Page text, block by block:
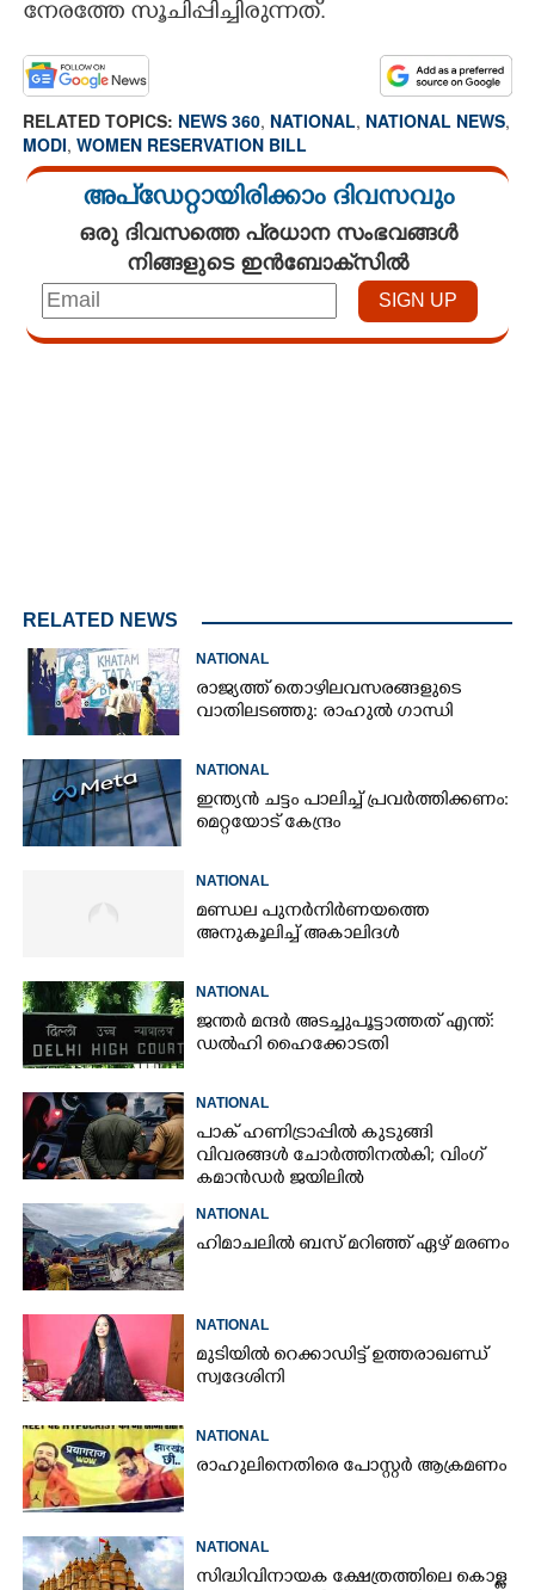
നേരത്തേ സൂചിപ്പിച്ചിരുന്നത്.
RELATED TOPICS: NEWS 360, NATIONAL, NATIONAL NEWS,
MODI, WOMEN RESERVATION BILL
അപ്ഡേറ്റായിരിക്കാം ദിവസവും
ഒരു ദിവസത്തെ പ്രധാന സംഭവങ്ങൾ
നിങ്ങളുടെ ഇൻബോക്സിൽ
RELATED NEWS
NATIONAL
രാജ്യത്ത് തൊഴിലവസരങ്ങളുടെ
വാതിലടഞ്ഞു: രാഹുൽ ഗാന്ധി
NATIONAL
ഇന്ത്യൻ ചട്ടം പാലിച്ച് പ്രവർത്തിക്കണം:
മെറ്റയോട് കേന്ദ്രം
NATIONAL
മണ്ഡല പുനർനിർണയത്തെ
അനുകൂലിച്ച് അകാലിദൾ
NATIONAL
ജന്ത‌‌ർ മന്ദർ അടച്ചുപൂട്ടാത്തത് എന്ത്:
ഡൽഹി ഹൈക്കോടതി
NATIONAL
പാക് ഹണിട്രാപ്പിൽ കുടുങ്ങി
വിവരങ്ങൾ ചോർത്തിനൽകി;​ വിംഗ്
കമാൻഡർ ജയിലിൽ
NATIONAL
ഹിമാചലിൽ ബസ് മറിഞ്ഞ് ഏഴ് മരണം
NATIONAL
മുടിയിൽ റെക്കാഡിട്ട് ഉത്തരാഖണ്ഡ്
സ്വദേശിനി
NATIONAL
രാഹുലിനെതിരെ പോസ്റ്റർ ആക്രമണം
NATIONAL
സിദ്ധിവിനായക ക്ഷേത്രത്തിലെ കൊള്ള